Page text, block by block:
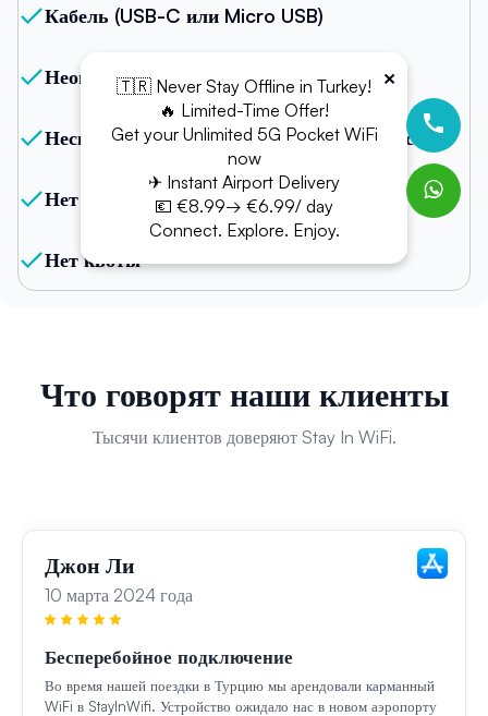
Кабель (USB-C или Micro USB)
Неограниченный интернет
Несколько подключений с одного устройства
Нет ограничения по данным
Нет квоты
Что говорят наши клиенты
Тысячи клиентов доверяют Stay In WiFi.
Джон Ли
10 марта 2024 года
Бесперебойное подключение
Во время нашей поездки в Турцию мы арендовали карманный
WiFi в StayInWifi. Устройство ожидало нас в новом аэропорту
×
🇹🇷 Never Stay Offline in Turkey!
🔥 Limited-Time Offer!
Get your Unlimited 5G Pocket WiFi
now
✈ Instant Airport Delivery
💶 €8.99→ €6.99/ day
Connect. Explore. Enjoy.